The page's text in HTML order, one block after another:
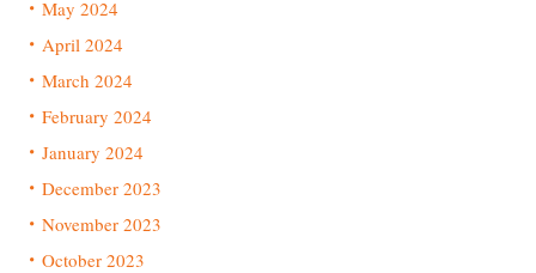
May 2024
April 2024
March 2024
February 2024
January 2024
December 2023
November 2023
October 2023